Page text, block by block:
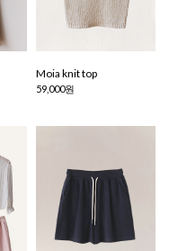
Moia knit top
59,000원